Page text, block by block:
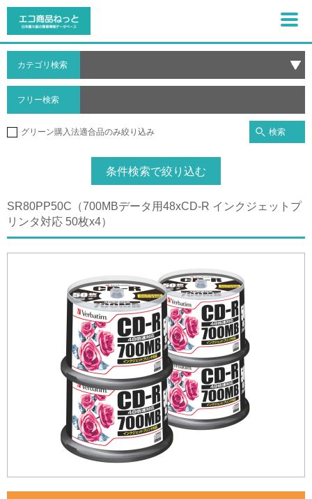
カテゴリ検索
フリー検索
グリーン購入法適合品のみ絞り込み 検索
条件検索で絞り込む
SR80PP50C（700MBデータ用48xCD-R インクジェットプ
リンタ対応 50枚x4）